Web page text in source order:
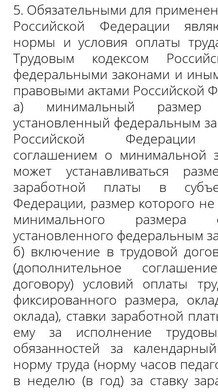
5. Обязательными для
Российской Федерации
нормы и условия оплаты
Трудовым кодексом
федеральными законами и
правовыми актами Российской
а) минимальный размер
установленный федеральным
Российской Федерации
соглашением о минимальной
может устанавливаться
заработной платы в
Федерации, размер которого
минимального размера
установленного федеральным
б) включение в трудовой
(дополнительное
договору) условий оплаты
фиксированного размера,
оклада), ставки заработной
ему за исполнение
обязанностей за
норму труда (норму часов
в неделю (в год) за ставку